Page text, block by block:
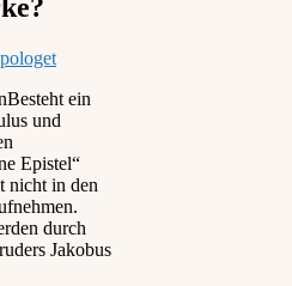
Besteht ein
und
Epistel“
nicht in den
durch
Jakobus